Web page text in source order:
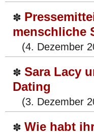
✽
menschliche
(4. Dezember
✽ Sara Lacy
Dating
(3. Dezember
✽ Wie habt